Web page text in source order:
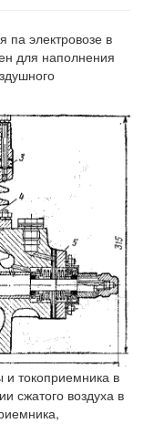
электровозе в
для наполнения
токоприемника в
сжатого воздуха в